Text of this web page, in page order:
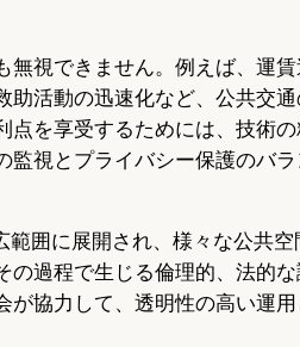
視できません。例えば、運
活動の迅速化など、公共交
を享受するためには、技術の
視とプライバシー保護のバ
囲に展開され、様々な公共空
過程で生じる倫理的、法的
協力して、透明性の高い運